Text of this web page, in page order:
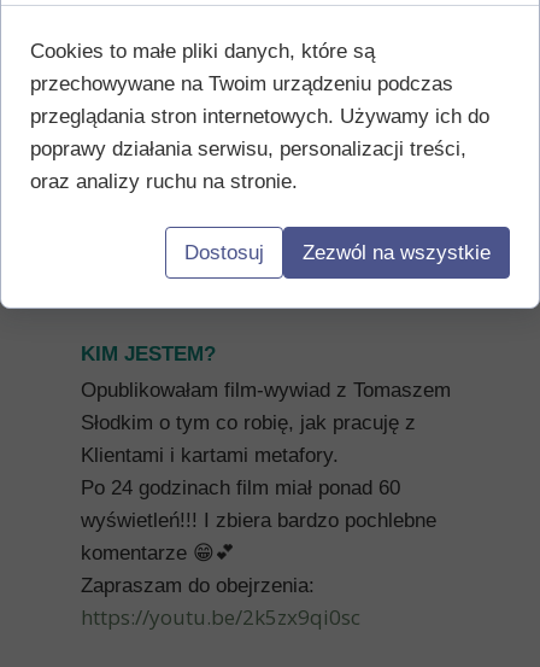
Kluczynska – the Guest of the
Episode (3 marca)
#045 Podążaj za głosem serca -
Gościni odcinka: Katarzyna
Kluczyńska (3 marca)
#044 Sznur relacji - przywiązanie czy
toksyczność?
KIM JESTEM?
Opublikowałam film-wywiad z Tomaszem
Słodkim o tym co robię, jak pracuję z
Klientami i kartami metafory.
Po 24 godzinach film miał ponad 60
wyświetleń!!! I zbiera bardzo pochlebne
komentarze 😁💕
Zapraszam do obejrzenia:
https://youtu.be/2k5zx9qi0sc
Cookies to małe pliki danych, które są
przechowywane na Twoim urządzeniu podczas
przeglądania stron internetowych. Używamy ich do
poprawy działania serwisu, personalizacji treści,
oraz analizy ruchu na stronie.
Dostosuj Zezwól na wszystkie